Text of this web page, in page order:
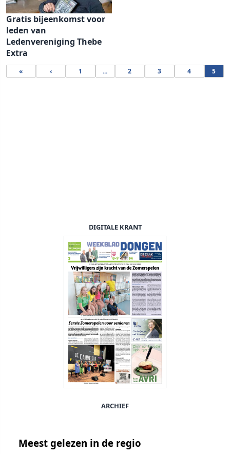
Gratis bijeenkomst voor
leden van
Ledenvereniging Thebe
Extra
« ‹ 1 ... 2 3 4 5
DIGITALE KRANT
ARCHIEF
Meest gelezen in de regio